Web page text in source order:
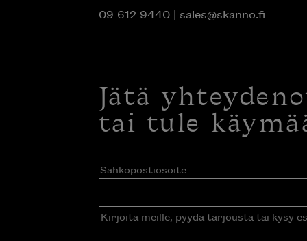
09 612 9440| sales@skanno.fi
Jätä
tai tule
Sähköpostiosoite(Pakollinen)
Kirjoita